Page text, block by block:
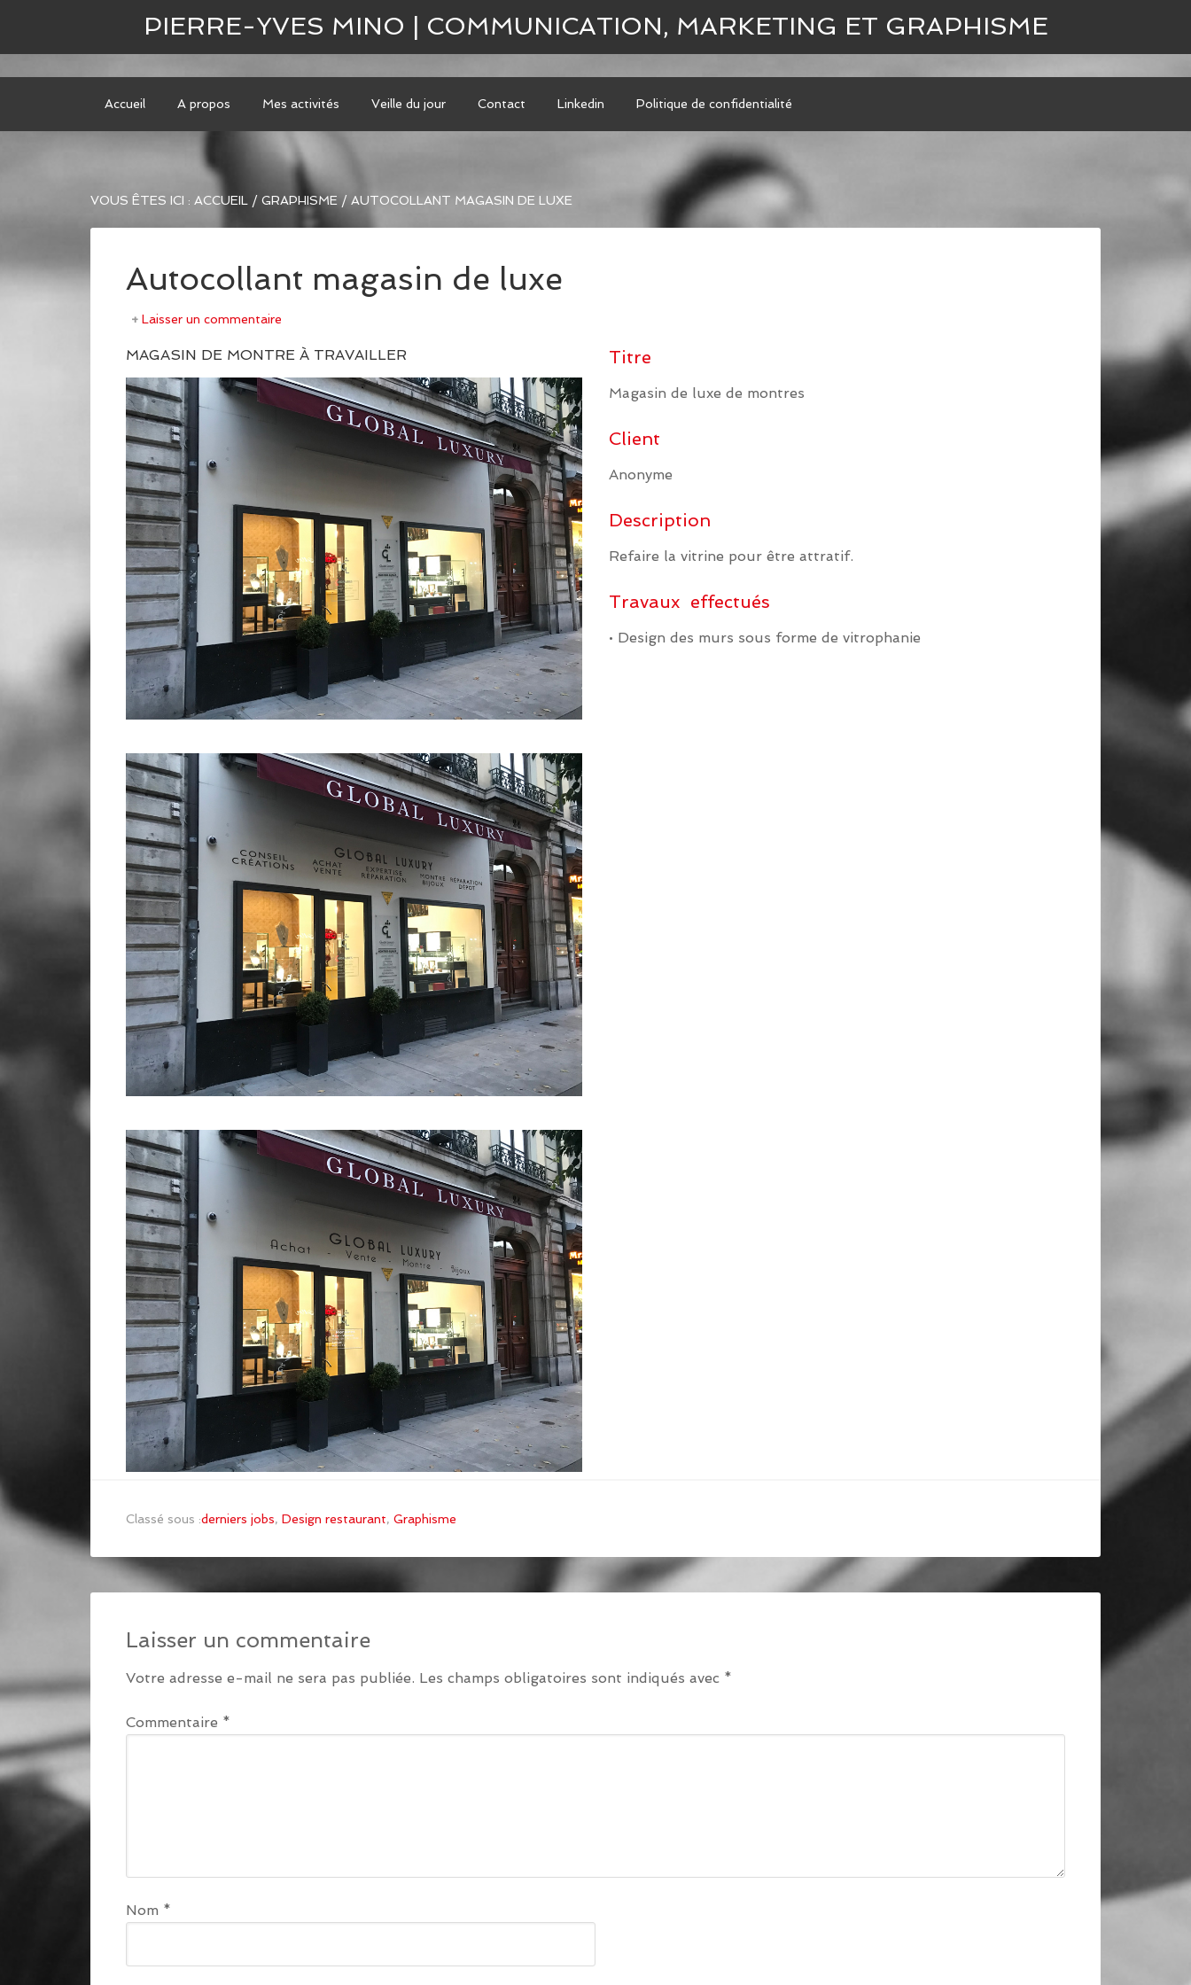
PIERRE-YVES MINO | COMMUNICATION, MARKETING ET GRAPHISME
Accueil A propos Mes activités Veille du jour Contact Linkedin Politique de confidentialité
VOUS ÊTES ICI : ACCUEIL / GRAPHISME / AUTOCOLLANT MAGASIN DE LUXE
Autocollant magasin de luxe
Laisser un commentaire
MAGASIN DE MONTRE À TRAVAILLER Titre
Magasin de luxe de montres
Client
Anonyme
Description
Refaire la vitrine pour être attratif.
Travaux effectués
• Design des murs sous forme de vitrophanie
Classé sous :derniers jobs, Design restaurant, Graphisme
Laisser un commentaire
Votre adresse e-mail ne sera pas publiée. Les champs obligatoires sont indiqués avec *
Commentaire *
Nom *